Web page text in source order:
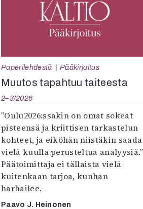
Paperilehdestä Pääkirjoitus
Muutos tapahtuu taiteesta
2–3/2026
”Oulu2026:ssakin on omat sokeat
pisteensä ja kriittisen tarkastelun
kohteet, ja eiköhän niistäkin saada
vielä kuulla perusteltua analyysiä.”
Päätoimittaja ei tällaista vielä
kuitenkaan tarjoa, kunhan
harhailee.
Paavo J. Heinonen